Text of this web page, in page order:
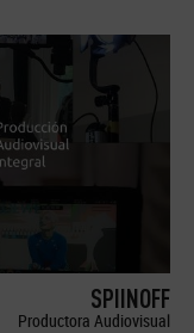
SPIINOFF
Productora Audiovisual